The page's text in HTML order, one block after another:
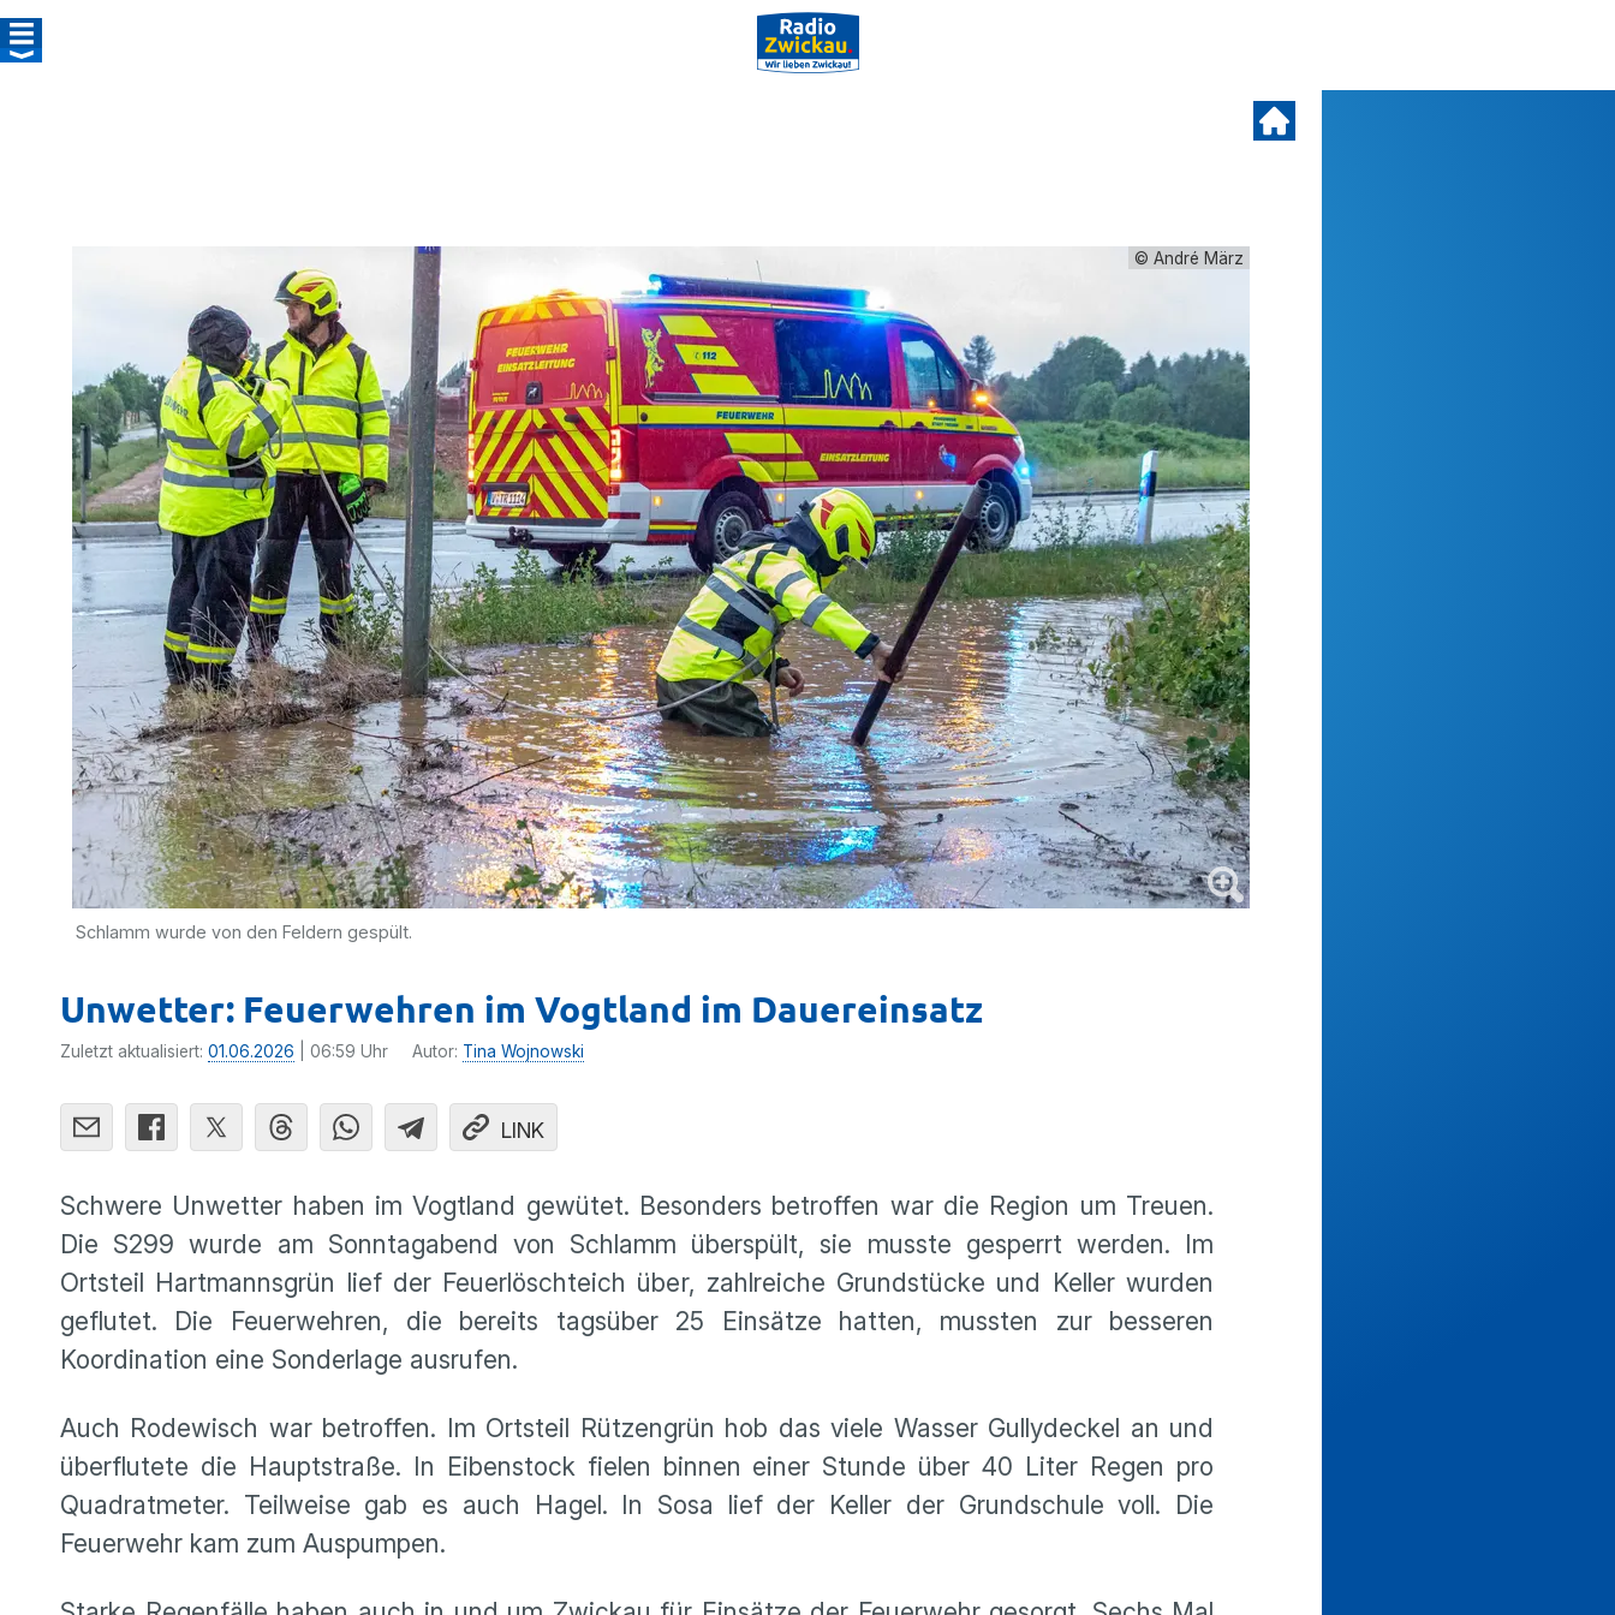
© André März
Schlamm wurde von den Feldern gespült.
Unwetter: Feuerwehren im Vogtland im Dauereinsatz
Zuletzt aktualisiert: 01.06.2026 | 06:59 Uhr Autor: Tina Wojnowski
LINK
Schwere Unwetter haben im Vogtland gewütet. Besonders betroffen war die Region um Treuen.
Die S299 wurde am Sonntagabend von Schlamm überspült, sie musste gesperrt werden. Im
Ortsteil Hartmannsgrün lief der Feuerlöschteich über, zahlreiche Grundstücke und Keller wurden
geflutet. Die Feuerwehren, die bereits tagsüber 25 Einsätze hatten, mussten zur besseren
Koordination eine Sonderlage ausrufen.
Auch Rodewisch war betroffen. Im Ortsteil Rützengrün hob das viele Wasser Gullydeckel an und
überflutete die Hauptstraße. In Eibenstock fielen binnen einer Stunde über 40 Liter Regen pro
Quadratmeter. Teilweise gab es auch Hagel. In Sosa lief der Keller der Grundschule voll. Die
Feuerwehr kam zum Auspumpen.